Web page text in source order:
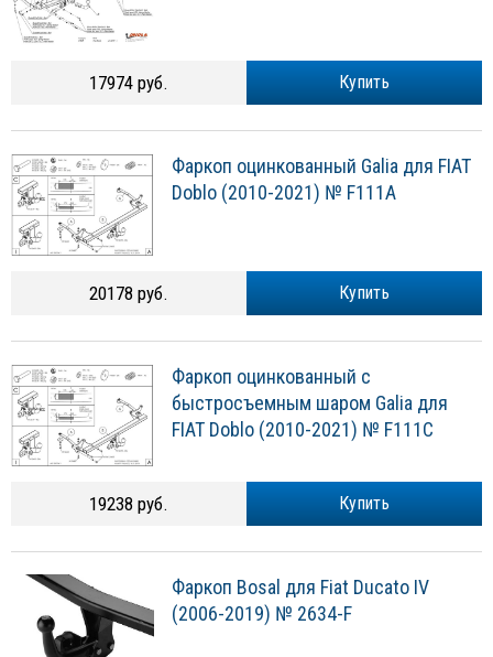
Купить
17974 руб.
Фаркоп оцинкованный Galia для FIAT
Doblo (2010-2021) № F111A
Купить
20178 руб.
Фаркоп оцинкованный с
быстросъемным шаром Galia для
FIAT Doblo (2010-2021) № F111C
Купить
19238 руб.
Фаркоп Bosal для Fiat Ducato IV
(2006-2019) № 2634-F